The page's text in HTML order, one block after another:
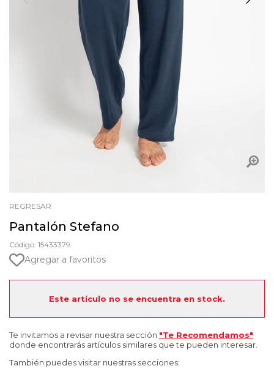
REGRESAR
Pantalón Stefano
Código: 15433379
Agregar a favoritos
Este artículo no se encuentra en stock.
Te invitamos a revisar nuestra sección "Te Recomendamos"
donde encontrarás artículos similares que te pueden interesar.
También puedes visitar nuestras secciones: